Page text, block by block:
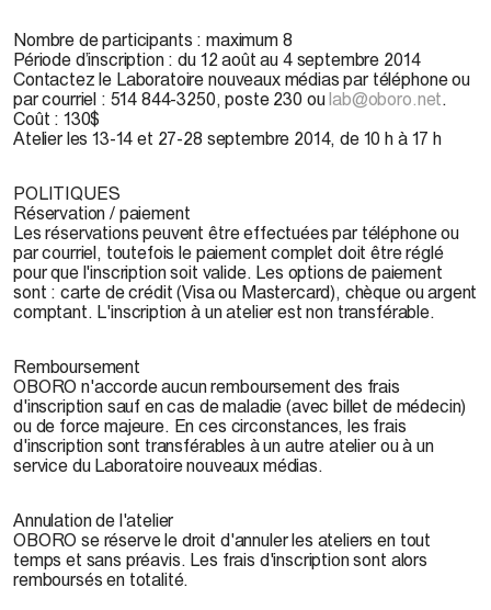
Nombre de participants : maximum 8
Période d’inscription : du 12 août au 4 septembre 2014
Contactez le Laboratoire nouveaux médias par téléphone ou
par courriel : 514 844-3250, poste 230 oulab@oboro.net.
Coût : 130$
Atelier les 13-14 et 27-28 septembre 2014, de 10 h à 17 h
POLITIQUES
Réservation / paiement
Les réservations peuvent être effectuées par téléphone ou
par courriel, toutefois le paiement complet doit être réglé
pour que l'inscription soit valide. Les options de paiement
sont : carte de crédit (Visa ou Mastercard), chèque ou argent
comptant. L'inscription à un atelier est non transférable.
Remboursement
OBORO n'accorde aucun remboursement des frais
d'inscription sauf en cas de maladie (avec billet de médecin)
ou de force majeure. En ces circonstances, les frais
d'inscription sont transférables à un autre atelier ou à un
service du Laboratoire nouveaux médias.
Annulation de l'atelier
OBORO se réserve le droit d'annuler les ateliers en tout
temps et sans préavis. Les frais d'inscription sont alors
remboursés en totalité.